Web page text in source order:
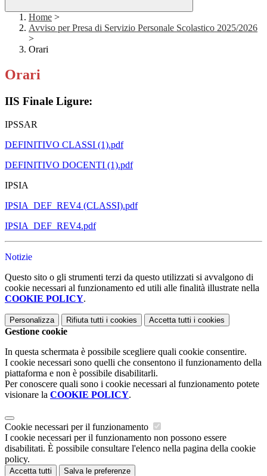
Home >
Avviso per Presa di Servizio Personale Scolastico 2025/2026
>
Orari
Orari
IIS Finale Ligure:
IPSSAR
DEFINITIVO CLASSI (1).pdf
DEFINITIVO DOCENTI (1).pdf
IPSIA
IPSIA_DEF_REV4 (CLASSI).pdf
IPSIA_DEF_REV4.pdf
Notizie
Questo sito o gli strumenti terzi da questo utilizzati si avvalgono di
cookie necessari al funzionamento ed utili alle finalità illustrate nella
COOKIE POLICY.
Personalizza Rifiuta tutti i cookies Accetta tutti i cookies
Gestione cookie
In questa schermata è possibile scegliere quali cookie consentire.
I cookie necessari sono quelli che consentono il funzionamento della
piattaforma e non è possibile disabilitarli.
Per conoscere quali sono i cookie necessari al funzionamento potete
visionare la COOKIE POLICY.
Cookie necessari per il funzionamento
I cookie necessari per il funzionamento non possono essere
disabilitati. È possibile consultare l'elenco nella pagina della cookie
policy.
Accetta tutti Salva le preferenze